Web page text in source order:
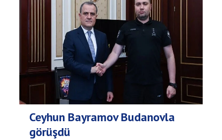
Ceyhun Bayramov Budanovla
görüşdü